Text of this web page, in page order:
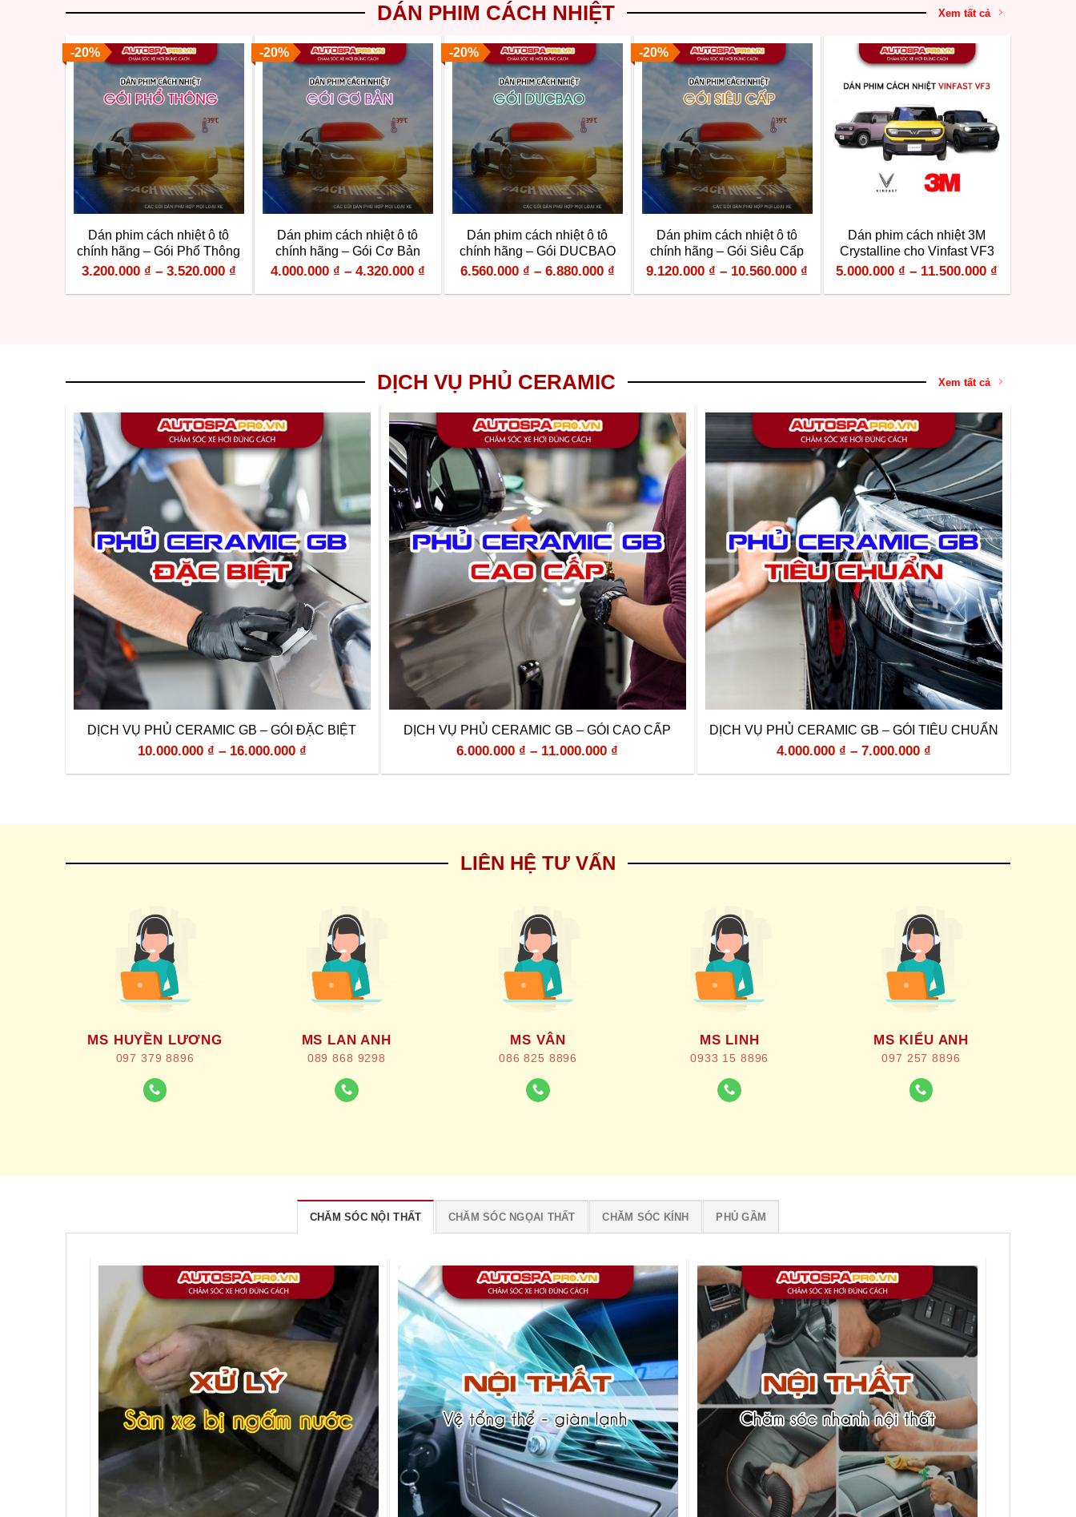
DÁN PHIM CÁCH NHIỆT Xem tất cả
-20%
Dán phim cách nhiệt ô tô
chính hãng – Gói Phổ Thông
3.200.000 ₫ – 3.520.000 ₫
-20%
Dán phim cách nhiệt ô tô
chính hãng – Gói Cơ Bản
4.000.000 ₫ – 4.320.000 ₫
-20%
Dán phim cách nhiệt ô tô
chính hãng – Gói DUCBAO
6.560.000 ₫ – 6.880.000 ₫
-20%
Dán phim cách nhiệt ô tô
chính hãng – Gói Siêu Cấp
9.120.000 ₫ – 10.560.000 ₫
Dán phim cách nhiệt 3M
Crystalline cho Vinfast VF3
5.000.000 ₫ – 11.500.000 ₫
DỊCH VỤ PHỦ CERAMIC Xem tất cả
DỊCH VỤ PHỦ CERAMIC GB – GÓI ĐẶC BIỆT
10.000.000 ₫ – 16.000.000 ₫
DỊCH VỤ PHỦ CERAMIC GB – GÓI CAO CẤP
6.000.000 ₫ – 11.000.000 ₫
DỊCH VỤ PHỦ CERAMIC GB – GÓI TIÊU CHUẨN
4.000.000 ₫ – 7.000.000 ₫
LIÊN HỆ TƯ VẤN
MS HUYỀN LƯƠNG
097 379 8896
MS LAN ANH
089 868 9298
MS VÂN
086 825 8896
MS LINH
0933 15 8896
MS KIỂU ANH
097 257 8896
CHĂM SÓC NỘI THẤT CHĂM SÓC NGỌAI THẤT CHĂM SÓC KÍNH PHỦ GẦM